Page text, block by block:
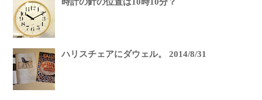
ハリスチェアにダウェル。 2014/8/31